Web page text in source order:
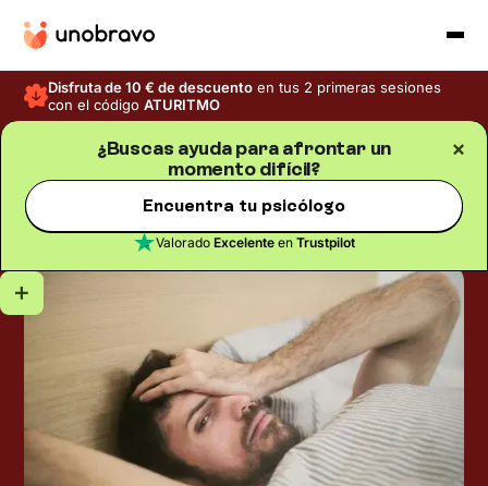
Disfruta de 10 € de descuento en tus 2 primeras sesiones
con el códigoATURITMO
¿Buscas ayuda para afrontar un
momento difícil?
Encuentra tu psicólogo
Valorado Excelenteen Trustpilot
Psicología de la salud Tiempo de lectura
Vértigo por estrés: ¿es
posible?